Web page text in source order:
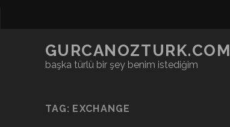
GURCANOZTURK.COM
başka türlü bir şey benim istediğim
TAG: EXCHANGE